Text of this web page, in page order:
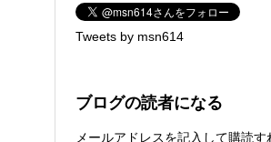
Tweets by msn614
ブログの読者になる
メールアドレスを記入して購読す